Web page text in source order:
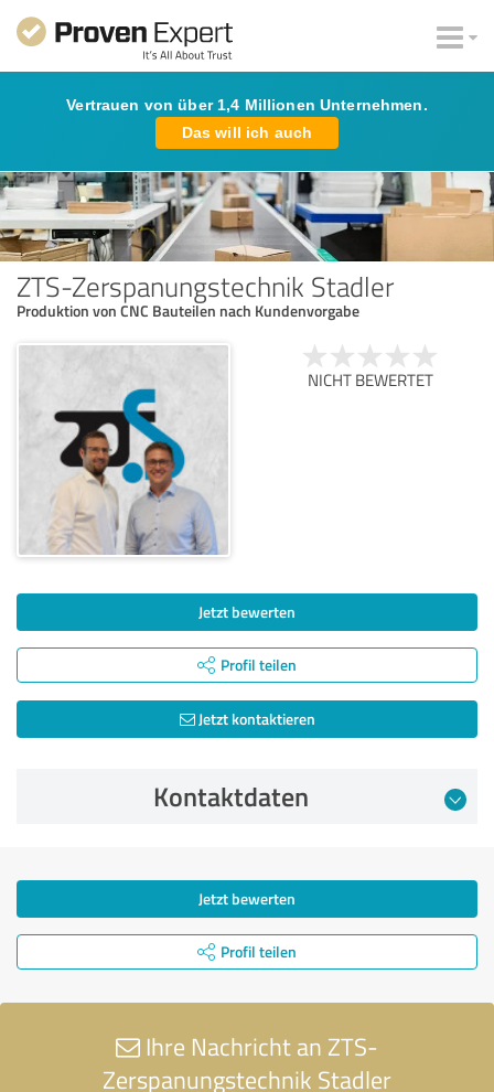
Vertrauen von über 1,4 Millionen Unternehmen.
Das will ich auch
ZTS-Zerspanungstechnik Stadler
Produktion von CNC Bauteilen nach Kundenvorgabe
NICHT BEWERTET
Jetzt bewerten
Profil teilen
Jetzt kontaktieren
Kontaktdaten
Jetzt bewerten
Profil teilen
Ihre Nachricht an ZTS-
Zerspanungstechnik Stadler